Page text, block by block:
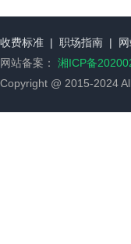
收费标准 | 职场指南 |
网站备案： 湘ICP备
Copyright @ 2015-2024